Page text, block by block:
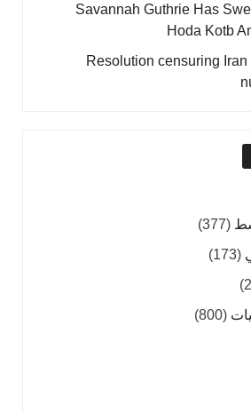
Savannah Guthrie Has
Hoda Kotb
Resolution censuring Iran
(377)
(173)
(800)